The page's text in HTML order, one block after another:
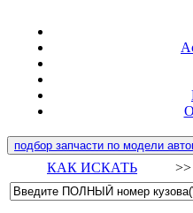
подбор запчасти по модели
КАК ИСКАТЬ >>